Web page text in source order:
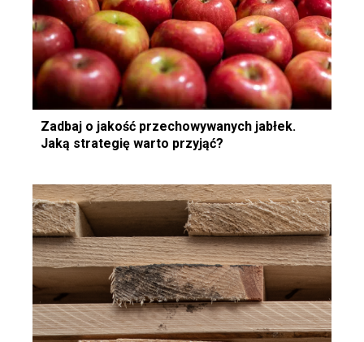
Zadbaj o jakość przechowywanych jabłek.
Jaką strategię warto przyjąć?